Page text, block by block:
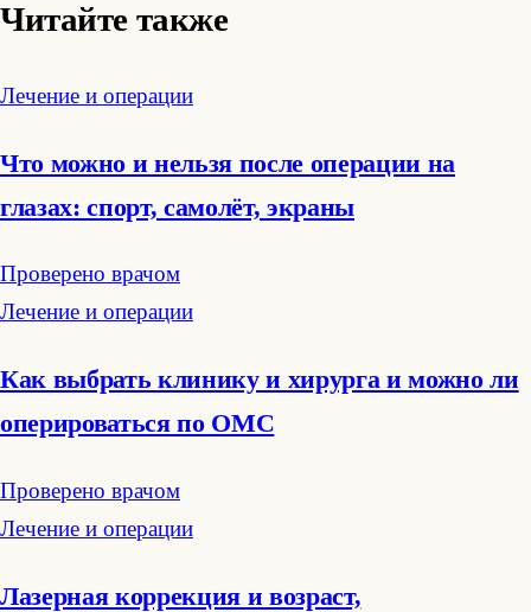
Читайте также
Лечение и операции
Что можно и нельзя после операции на
глазах: спорт, самолёт, экраны
Проверено врачом
Лечение и операции
Как выбрать клинику и хирурга и можно ли
оперироваться по ОМС
Проверено врачом
Лечение и операции
Лазерная коррекция и возраст,